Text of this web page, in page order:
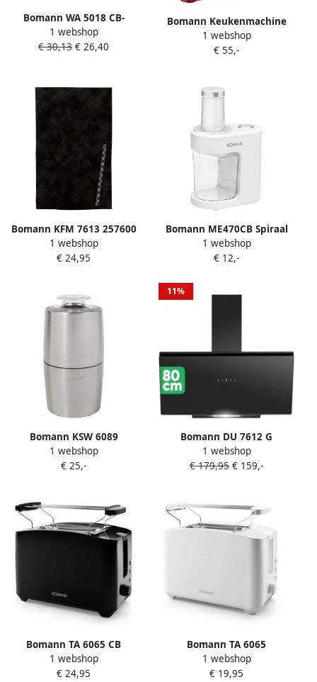
Bomann WA 5018 CB-
Wafelijzer Hartwafels Wit
1 webshop
€ 30,13 € 26,40
Bomann Keukenmachine
1200 W rood en zilver KM
398 CB
1 webshop
€ 55,-
Bomann KFM 7613 257600
Afzuigkap filter voor
recirculatie Zwart
1 webshop
€ 24,95
Bomann ME470CB Spiraal
Snijapparaat Wit
1 webshop
€ 12,-
Bomann KSW 6089
Elektrisch Koffiemolen RVS
1 webshop
€ 25,-
11%
Bomann DU 7612 G
Hoofdvrije afzuigkap 80cm
afzuigkap voor recirculatie
1 webshop
€ 179,95 € 159,-
Bomann TA 6065 CB
Broodrooster Zwart
1 webshop
€ 24,95
Bomann TA 6065
Broodrooster Wit
1 webshop
€ 19,95